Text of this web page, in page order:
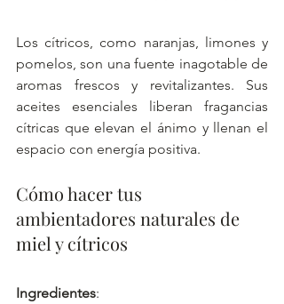
Los cítricos, como naranjas, limones y
pomelos, son una fuente inagotable de
aromas frescos y revitalizantes. Sus
aceites esenciales liberan fragancias
cítricas que elevan el ánimo y llenan el
espacio con energía positiva.
Cómo hacer tus
ambientadores naturales de
miel y cítricos
Ingredientes: